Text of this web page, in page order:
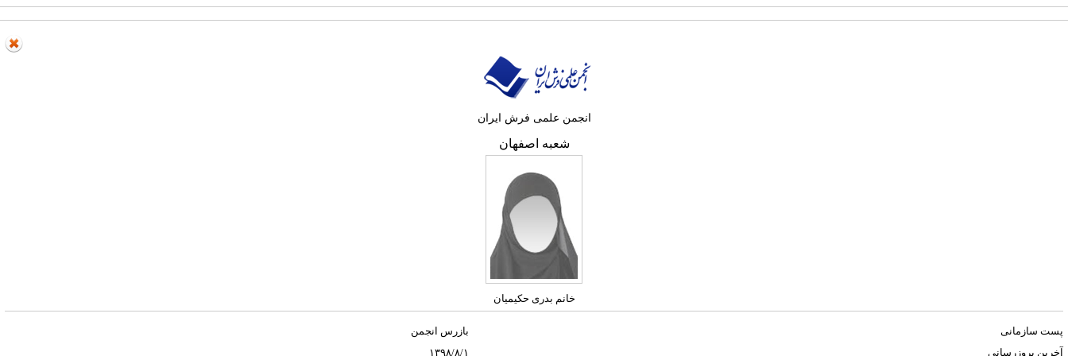
انجمن علمی فرش ایران
شعبه اصفهان
خانم بدری حکیمیان
پست سازمانی
بازرس انجمن
آخرین بروزرسانی
۱۳۹۸/۸/۱